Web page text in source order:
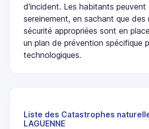
d'incident. Les habitants peuvent
sereinement, en sachant que des
sécurité appropriées sont en
un plan de prévention spécifique
technologiques.
Liste des Catastrophes
LAGUENNE